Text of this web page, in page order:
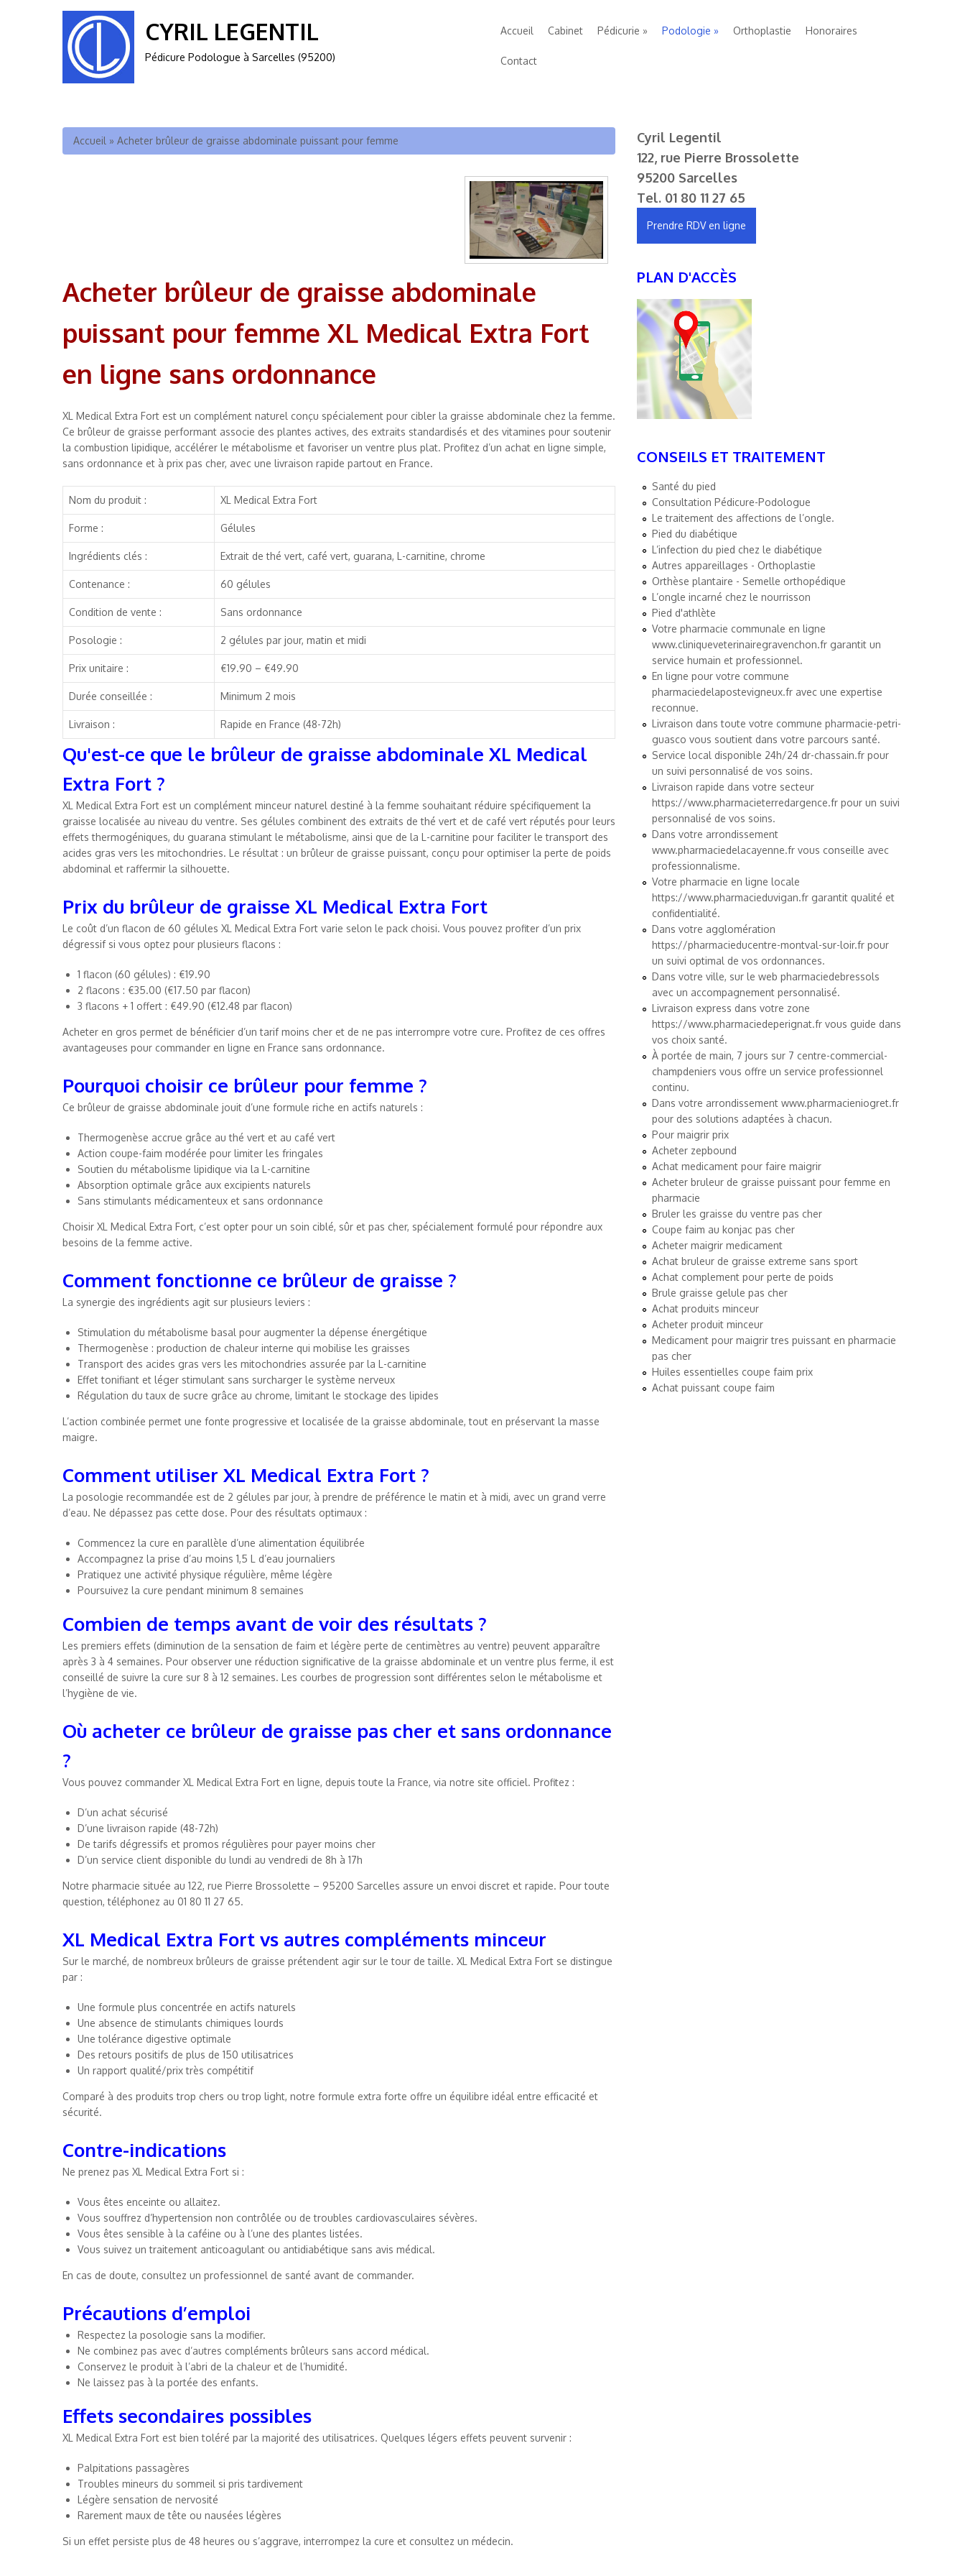
CYRIL LEGENTIL
Pédicure Podologue à Sarcelles (95200)
Accueil Cabinet Pédicurie Podologie Orthoplastie Honoraires
Contact
Vous êtes ici
Accueil » Acheter brûleur de graisse abdominale puissant pour femme
Acheter brûleur de graisse abdominale
puissant pour femme XL Medical Extra Fort
en ligne sans ordonnance
XL Medical Extra Fort est un complément naturel conçu spécialement pour cibler la graisse abdominale chez la femme.
Ce brûleur de graisse performant associe des plantes actives, des extraits standardisés et des vitamines pour soutenir
la combustion lipidique, accélérer le métabolisme et favoriser un ventre plus plat. Profitez d’un achat en ligne simple,
sans ordonnance et à prix pas cher, avec une livraison rapide partout en France.
Nom du produit : XL Medical Extra Fort
Forme : Gélules
Ingrédients clés : Extrait de thé vert, café vert, guarana, L-carnitine, chrome
Contenance : 60 gélules
Condition de vente : Sans ordonnance
Posologie : 2 gélules par jour, matin et midi
Prix unitaire : €19.90 – €49.90
Durée conseillée : Minimum 2 mois
Livraison : Rapide en France (48-72h)
Qu'est-ce que le brûleur de graisse abdominale XL Medical
Extra Fort ?
XL Medical Extra Fort est un complément minceur naturel destiné à la femme souhaitant réduire spécifiquement la
graisse localisée au niveau du ventre. Ses gélules combinent des extraits de thé vert et de café vert réputés pour leurs
effets thermogéniques, du guarana stimulant le métabolisme, ainsi que de la L-carnitine pour faciliter le transport des
acides gras vers les mitochondries. Le résultat : un brûleur de graisse puissant, conçu pour optimiser la perte de poids
abdominal et raffermir la silhouette.
Prix du brûleur de graisse XL Medical Extra Fort
Le coût d’un flacon de 60 gélules XL Medical Extra Fort varie selon le pack choisi. Vous pouvez profiter d’un prix
dégressif si vous optez pour plusieurs flacons :
1 flacon (60 gélules) : €19.90
2 flacons : €35.00 (€17.50 par flacon)
3 flacons + 1 offert : €49.90 (€12.48 par flacon)
Acheter en gros permet de bénéficier d’un tarif moins cher et de ne pas interrompre votre cure. Profitez de ces offres
avantageuses pour commander en ligne en France sans ordonnance.
Pourquoi choisir ce brûleur pour femme ?
Ce brûleur de graisse abdominale jouit d’une formule riche en actifs naturels :
Thermogenèse accrue grâce au thé vert et au café vert
Action coupe-faim modérée pour limiter les fringales
Soutien du métabolisme lipidique via la L-carnitine
Absorption optimale grâce aux excipients naturels
Sans stimulants médicamenteux et sans ordonnance
Choisir XL Medical Extra Fort, c’est opter pour un soin ciblé, sûr et pas cher, spécialement formulé pour répondre aux
besoins de la femme active.
Comment fonctionne ce brûleur de graisse ?
La synergie des ingrédients agit sur plusieurs leviers :
Stimulation du métabolisme basal pour augmenter la dépense énergétique
Thermogenèse : production de chaleur interne qui mobilise les graisses
Transport des acides gras vers les mitochondries assurée par la L-carnitine
Effet tonifiant et léger stimulant sans surcharger le système nerveux
Régulation du taux de sucre grâce au chrome, limitant le stockage des lipides
L’action combinée permet une fonte progressive et localisée de la graisse abdominale, tout en préservant la masse
maigre.
Comment utiliser XL Medical Extra Fort ?
La posologie recommandée est de 2 gélules par jour, à prendre de préférence le matin et à midi, avec un grand verre
d’eau. Ne dépassez pas cette dose. Pour des résultats optimaux :
Commencez la cure en parallèle d’une alimentation équilibrée
Accompagnez la prise d’au moins 1,5 L d’eau journaliers
Pratiquez une activité physique régulière, même légère
Poursuivez la cure pendant minimum 8 semaines
Combien de temps avant de voir des résultats ?
Les premiers effets (diminution de la sensation de faim et légère perte de centimètres au ventre) peuvent apparaître
après 3 à 4 semaines. Pour observer une réduction significative de la graisse abdominale et un ventre plus ferme, il est
conseillé de suivre la cure sur 8 à 12 semaines. Les courbes de progression sont différentes selon le métabolisme et
l’hygiène de vie.
Où acheter ce brûleur de graisse pas cher et sans ordonnance
?
Vous pouvez commander XL Medical Extra Fort en ligne, depuis toute la France, via notre site officiel. Profitez :
D’un achat sécurisé
D’une livraison rapide (48-72h)
De tarifs dégressifs et promos régulières pour payer moins cher
D’un service client disponible du lundi au vendredi de 8h à 17h
Notre pharmacie située au 122, rue Pierre Brossolette – 95200 Sarcelles assure un envoi discret et rapide. Pour toute
question, téléphonez au 01 80 11 27 65.
XL Medical Extra Fort vs autres compléments minceur
Sur le marché, de nombreux brûleurs de graisse prétendent agir sur le tour de taille. XL Medical Extra Fort se distingue
par :
Une formule plus concentrée en actifs naturels
Une absence de stimulants chimiques lourds
Une tolérance digestive optimale
Des retours positifs de plus de 150 utilisatrices
Un rapport qualité/prix très compétitif
Comparé à des produits trop chers ou trop light, notre formule extra forte offre un équilibre idéal entre efficacité et
sécurité.
Contre-indications
Ne prenez pas XL Medical Extra Fort si :
Vous êtes enceinte ou allaitez.
Vous souffrez d’hypertension non contrôlée ou de troubles cardiovasculaires sévères.
Vous êtes sensible à la caféine ou à l’une des plantes listées.
Vous suivez un traitement anticoagulant ou antidiabétique sans avis médical.
En cas de doute, consultez un professionnel de santé avant de commander.
Précautions d’emploi
Respectez la posologie sans la modifier.
Ne combinez pas avec d’autres compléments brûleurs sans accord médical.
Conservez le produit à l’abri de la chaleur et de l’humidité.
Ne laissez pas à la portée des enfants.
Effets secondaires possibles
XL Medical Extra Fort est bien toléré par la majorité des utilisatrices. Quelques légers effets peuvent survenir :
Palpitations passagères
Troubles mineurs du sommeil si pris tardivement
Légère sensation de nervosité
Rarement maux de tête ou nausées légères
Si un effet persiste plus de 48 heures ou s’aggrave, interrompez la cure et consultez un médecin.
Cyril Legentil
122, rue Pierre Brossolette
95200 Sarcelles
Tel. 01 80 11 27 65
Prendre RDV en ligne
PLAN D'ACCÈS
CONSEILS ET TRAITEMENT
Santé du pied
Consultation Pédicure-Podologue
Le traitement des affections de l’ongle.
Pied du diabétique
L’infection du pied chez le diabétique
Autres appareillages - Orthoplastie
Orthèse plantaire - Semelle orthopédique
L’ongle incarné chez le nourrisson
Pied d'athlète
Votre pharmacie communale en ligne
www.cliniqueveterinairegravenchon.fr garantit un
service humain et professionnel.
En ligne pour votre commune
pharmaciedelapostevigneux.fr avec une expertise
reconnue.
Livraison dans toute votre commune pharmacie-petri-
guasco vous soutient dans votre parcours santé.
Service local disponible 24h/24 dr-chassain.fr pour
un suivi personnalisé de vos soins.
Livraison rapide dans votre secteur
https://www.pharmacieterredargence.fr pour un suivi
personnalisé de vos soins.
Dans votre arrondissement
www.pharmaciedelacayenne.fr vous conseille avec
professionnalisme.
Votre pharmacie en ligne locale
https://www.pharmacieduvigan.fr garantit qualité et
confidentialité.
Dans votre agglomération
https://pharmacieducentre-montval-sur-loir.fr pour
un suivi optimal de vos ordonnances.
Dans votre ville, sur le web pharmaciedebressols
avec un accompagnement personnalisé.
Livraison express dans votre zone
https://www.pharmaciedeperignat.fr vous guide dans
vos choix santé.
À portée de main, 7 jours sur 7 centre-commercial-
champdeniers vous offre un service professionnel
continu.
Dans votre arrondissement www.pharmacieniogret.fr
pour des solutions adaptées à chacun.
Pour maigrir prix
Acheter zepbound
Achat medicament pour faire maigrir
Acheter bruleur de graisse puissant pour femme en
pharmacie
Bruler les graisse du ventre pas cher
Coupe faim au konjac pas cher
Acheter maigrir medicament
Achat bruleur de graisse extreme sans sport
Achat complement pour perte de poids
Brule graisse gelule pas cher
Achat produits minceur
Acheter produit minceur
Medicament pour maigrir tres puissant en pharmacie
pas cher
Huiles essentielles coupe faim prix
Achat puissant coupe faim